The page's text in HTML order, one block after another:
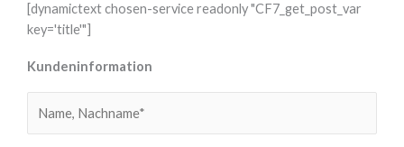
[dynamictext chosen-service readonly "CF7_get_post_var
key='title'"]
Kundeninformation